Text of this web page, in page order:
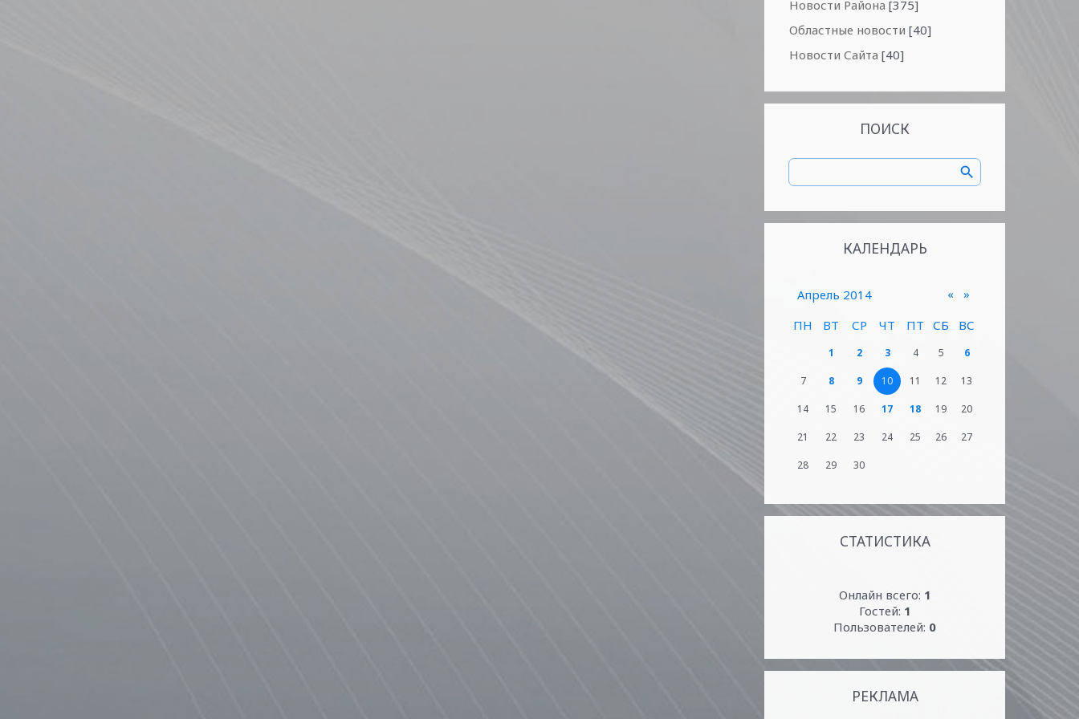
Новости Района [375]
Областные новости [40]
Новости Сайта [40]
ПОИСК
КАЛЕНДАРЬ
«
Апрель 2014
»
ПН
ВТ СР ЧТ ПТ СБ ВС
1 2 3 4 5 6
7 8 9 10 11 12 13
14 15 16 17 18 19 20
21 22 23 24 25 26 27
28 29 30
СТАТИСТИКА
Онлайн всего: 1
Гостей: 1
Пользователей: 0
РЕКЛАМА